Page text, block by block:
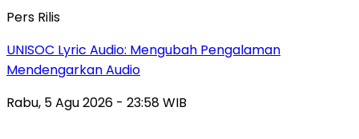
Pers Rilis
UNISOC Lyric Audio: Mengubah Pengalaman
Mendengarkan Audio
Rabu, 5 Agu 2026 - 23:58 WIB